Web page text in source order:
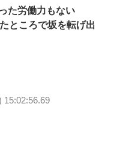
た労働力もない
ところで坂を転げ出
15:02:56.69